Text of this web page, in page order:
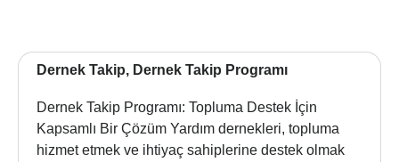
Dernek Takip, Dernek Takip Programı
Dernek Takip Programı: Topluma Destek İçin
Kapsamlı Bir Çözüm Yardım dernekleri, topluma
hizmet etmek ve ihtiyaç sahiplerine destek olmak